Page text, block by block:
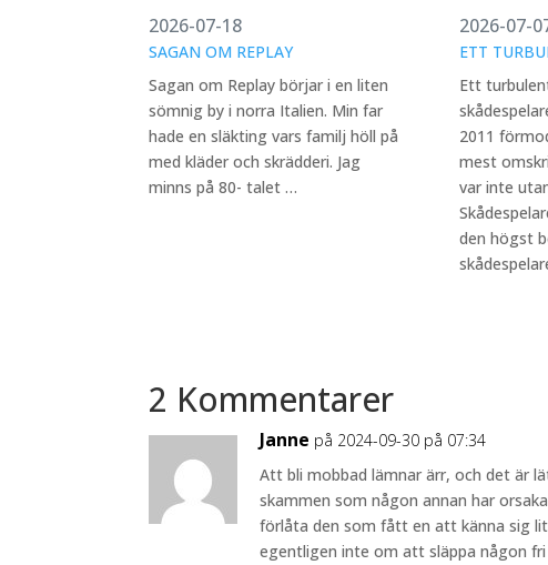
2026-07-18
SAGAN OM REPLAY
Sagan om Replay börjar i en liten
sömnig by i norra Italien. Min far
hade en släkting vars familj höll på
med kläder och skrädderi. Jag
minns på 80- talet …
2026-07-
ETT
Ett
2011
mest
var inte
den högst
2 Kommentarer
Janne på 2024-09-30 på 07:34
Att bli mobbad lämnar ärr, och det är
skammen som någon annan har
förlåta den som fått en att känna sig
egentligen inte om att släppa någon